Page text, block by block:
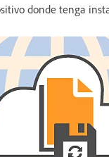
donde tenga